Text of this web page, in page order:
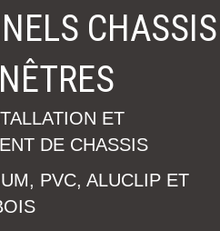
CHASSIS
ET
DE CHASSIS
PVC, ALUCLIP ET